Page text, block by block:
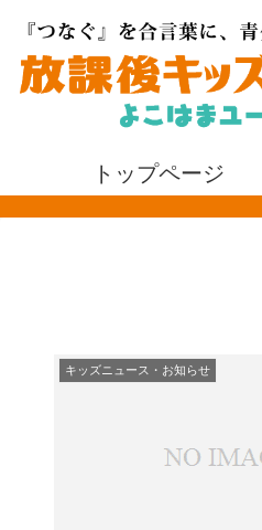
トップページ
キッズニュース・お知らせ